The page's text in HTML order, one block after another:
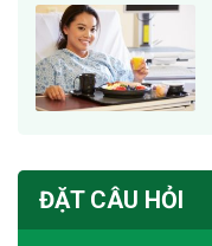
ĐẶT CÂU HỎI